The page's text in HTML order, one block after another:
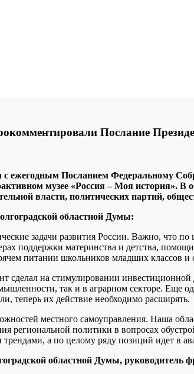
Послание
с ежегодным Посланием Федеральному
музее «Россия – Моя история». В
власти, политических партий,
областной Думы:
задачи развития России. Важно, что
поддержки материнства и детства,
питании школьников младших классов
на стимулировании
так и в аграрном секторе. Еще
теперь их действие необходимо расширять.
местного самоуправления. Наша
региональной политики в вопросах
а по целому ряду позиций идет в
областной Думы, руководитель